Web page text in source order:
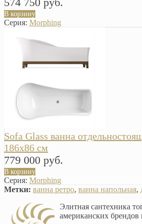
В корзину
Серия: Morphing
Sofa Glass ванна
186х86 см
779 000 руб.
В корзину
Серия: Morphing
Метки: ванна ретро, ванна напольная,
Элитная сантехника
американских брендов